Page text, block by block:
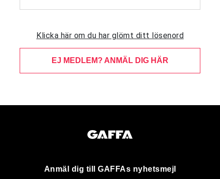
Klicka här om du har glömt ditt lösenord
EJ MEDLEM? ANMÄL DIG HÄR
Anmäl dig till GAFFAs nyhetsmejl